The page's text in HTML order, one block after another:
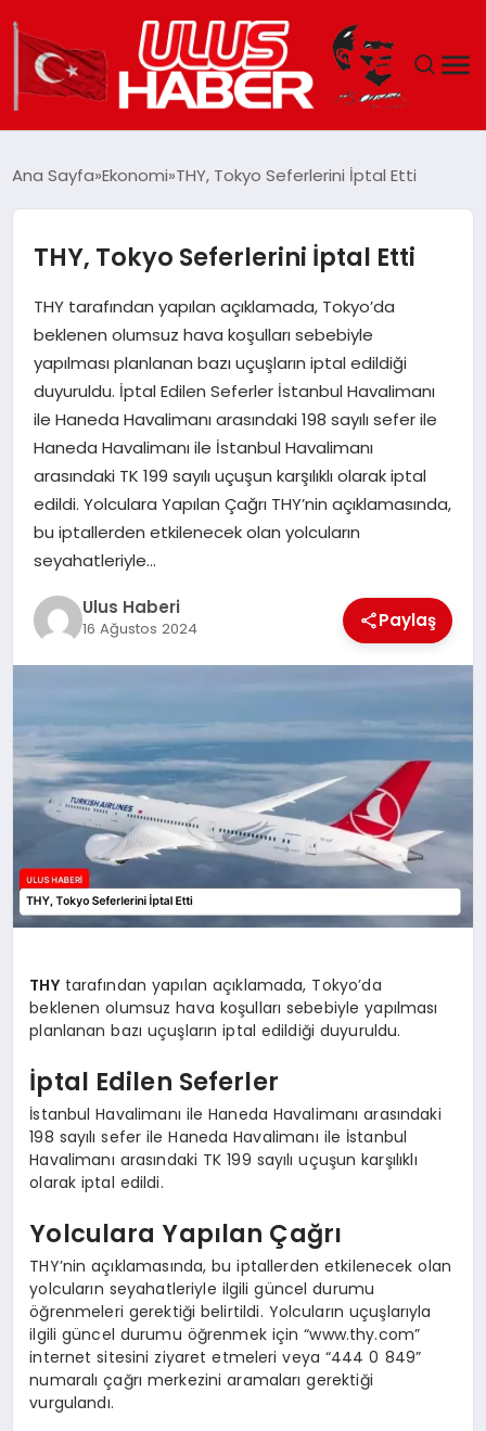
DÜNYA
EKONOMI
SIYASET
TEKNOLOJI
EĞITIM
MAGAZIN
SPOR
YAŞAM
Ana Sayfa Ekonomi THY, Tokyo Seferlerini İptal Etti
THY, Tokyo Seferlerini İptal Etti
THY tarafından yapılan açıklamada, Tokyo’da
beklenen olumsuz hava koşulları sebebiyle
yapılması planlanan bazı uçuşların iptal edildiği
duyuruldu. İptal Edilen Seferler İstanbul Havalimanı
ile Haneda Havalimanı arasındaki 198 sayılı sefer ile
Haneda Havalimanı ile İstanbul Havalimanı
arasındaki TK 199 sayılı uçuşun karşılıklı olarak iptal
edildi. Yolculara Yapılan Çağrı THY’nin açıklamasında,
bu iptallerden etkilenecek olan yolcuların
seyahatleriyle…
Ulus Haberi
16 Ağustos 2024 Paylaş
THYtarafından yapılan açıklamada, Tokyo’da
beklenen olumsuz hava koşulları sebebiyle yapılması
planlanan bazı uçuşların iptal edildiği duyuruldu.
İptal Edilen Seferler
İstanbul Havalimanı ile Haneda Havalimanı arasındaki
198 sayılı sefer ile Haneda Havalimanı ile İstanbul
Havalimanı arasındaki TK 199 sayılı uçuşun karşılıklı
olarak iptal edildi.
Yolculara Yapılan Çağrı
THY’nin açıklamasında, bu iptallerden etkilenecek olan
yolcuların seyahatleriyle ilgili güncel durumu
öğrenmeleri gerektiği belirtildi. Yolcuların uçuşlarıyla
ilgili güncel durumu öğrenmek için “www.thy.com”
internet sitesini ziyaret etmeleri veya “444 0 849”
numaralı çağrı merkezini aramaları gerektiği
vurgulandı.